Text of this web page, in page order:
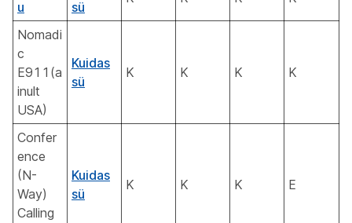
u sü
Nomadi
c
E911(a
inult
USA)
Kuidas
sü
K K K K
Confer
ence
(N-
Way)
Calling
Kuidas
sü
K K K E